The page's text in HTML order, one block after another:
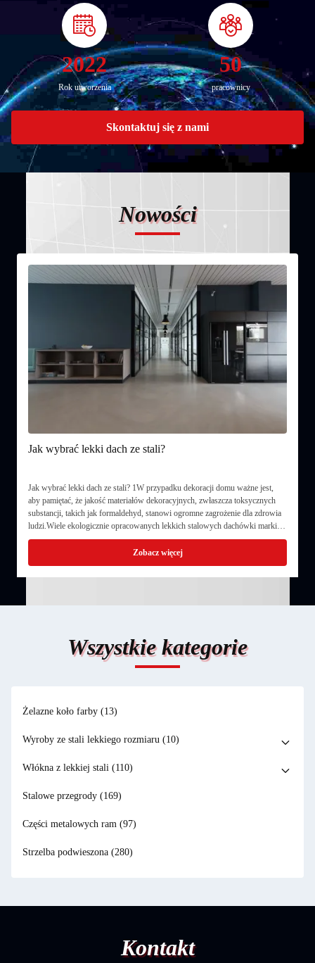
2022
Rok utworzenia
50
pracownicy
Skontaktuj się z nami
Nowości
Jakie są zalety lekkich sufitów ze stali?
Jakie są zalety lekkich sufitów ze stali? 1Z rozwojem modernizacji w
Chinach, lekki stalowy sufit jest szeroko stosowany w hotelach, budynkach
lotnisk,stacje radiowe ruchu samochodowego, stacje radiowe, parki rozrywki,
centra handlowe, fabryki, budynki i stare budynki. , odnowy budynków,
dekoracji ...
Zobacz więcej
Wszystkie kategorie
Żelazne koło farby (13)
Wyroby ze stali lekkiego rozmiaru (10)
Włókna z lekkiej stali (110)
Stalowe przegrody (169)
Części metalowych ram (97)
Strzelba podwieszona (280)
Kontakt